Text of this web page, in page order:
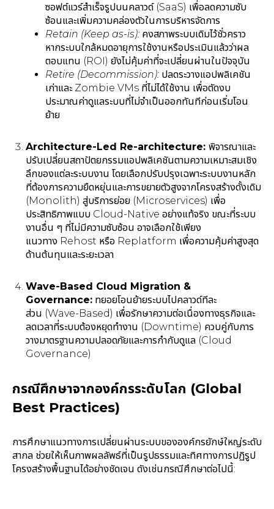
ซอฟต์แวร์สำเร็จรูปบนคลาวด์ (SaaS) เพื่อลดความซับ
ซ้อนและเพิ่มความคล่องตัวในการบริหารจัดการ
Retain (Keep as-is): คงสภาพระบบเดิมไว้ชั่วคราว
หากระบบใกล้หมดอายุการใช้งานหรือประเมินแล้วว่าผล
ตอบแทน (ROI) ยังไม่คุ้มค่าที่จะเปลี่ยนผ่านในปัจจุบัน
Retire (Decommission): ปลดระวางแอปพลิเคชัน
เก่าและ Zombie VMs ที่ไม่ได้ใช้งาน เพื่อตัดงบ
ประมาณค่าดูแลระบบที่ไม่จำเป็นออกทันทีก่อนเริ่มโอน
ย้าย
Architecture-Led Re-architecture:พิจารณาและ
ปรับเปลี่ยนสถาปัตยกรรมแอปพลิเคชันตามความเหมาะสมเชิง
ลึกของแต่ละระบบงาน โดยเลือกปรับปรุงเฉพาะระบบงานหลัก
ที่ต้องการความยืดหยุ่นและการขยายตัวสูงจากโครงสร้างดั้งเดิม
(Monolith) สู่บริการย่อย (Microservices) เพื่อ
ประสิทธิภาพแบบ Cloud-Native อย่างแท้จริง ขณะที่ระบบ
งานอื่น ๆ ที่ไม่มีความซับซ้อน อาจเลือกใช้เพียง
แนวทาง Rehost หรือ Replatform เพื่อความคุ้มค่าสูงสุด
ด้านต้นทุนและระยะเวลา
Wave-Based Cloud Migration &
Governance: ทยอยโอนย้ายระบบไปคลาวด์ทีละ
ส่วน (Wave-Based) เพื่อรักษาความต่อเนื่องทางธุรกิจและ
ลดเวลาที่ระบบต้องหยุดทำงาน (Downtime) ควบคู่กับการ
วางมาตรฐานความปลอดภัยและการกำกับดูแล (Cloud
Governance)
กรณีศึกษาจากองค์กรระดับโลก (Global
Best Practices)
การศึกษาแนวทางการเปลี่ยนผ่านระบบขององค์กรยักษ์ใหญ่ระดับ
สากล ช่วยให้เห็นภาพผลลัพธ์ที่เป็นรูปธรรมและทิศทางการปฏิรูป
โครงสร้างพื้นฐานได้อย่างชัดเจน ดังเช่นกรณีศึกษาต่อไปนี้: